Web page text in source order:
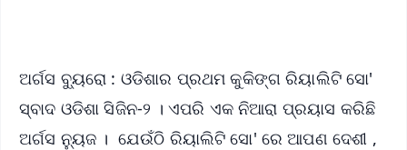
ଅର୍ଗସ ବ୍ୟୁରୋ : ଓଡିଶାର ପ୍ରଥମ କୁକିଙ୍ଗ ରିୟାଲିଟି ସୋ'
ସ୍ବାଦ ଓଡିଶା ସିଜିନ-୨ । ଏପରି ଏକ ନିଆରା ପ୍ରୟାସ କରିଛି
ଅର୍ଗସ ନ୍ୟୁଜ । ଯେଉଁଠି ରିୟାଲିଟି ସୋ' ରେ ଆପଣ ଦେଶୀ ,